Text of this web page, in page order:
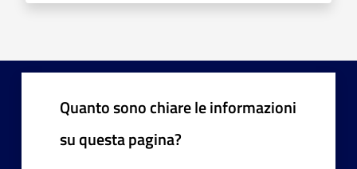
Quanto sono chiare le informazioni
su questa pagina?